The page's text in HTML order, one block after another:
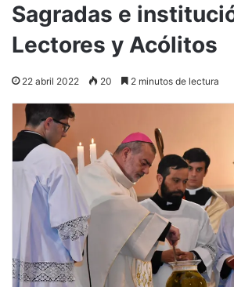
Sagradas e
Lectores y Acólitos
22 abril 2022 20 2 minutos de lectura